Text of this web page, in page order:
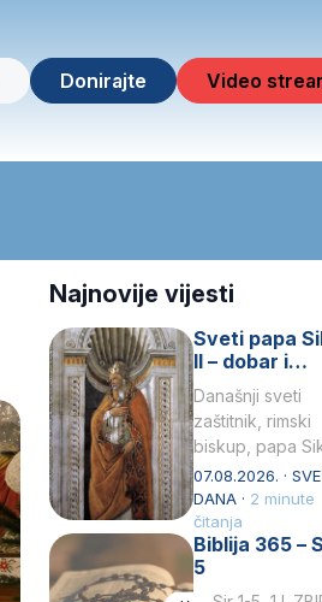
Donirajte Video
Najnovije vijesti
Sveti papa
II – dobar i
miroljubiv
Današnji sveti
zaštitnik, rimski
biskup, papa
(Sixtus) II,
knjizi Liber
Pontificalis bio je
rođenjem Grk.
Obnovio je
07.08.2026. ·
DANA · 2 minute
čitanja
Biblija 365 –
5